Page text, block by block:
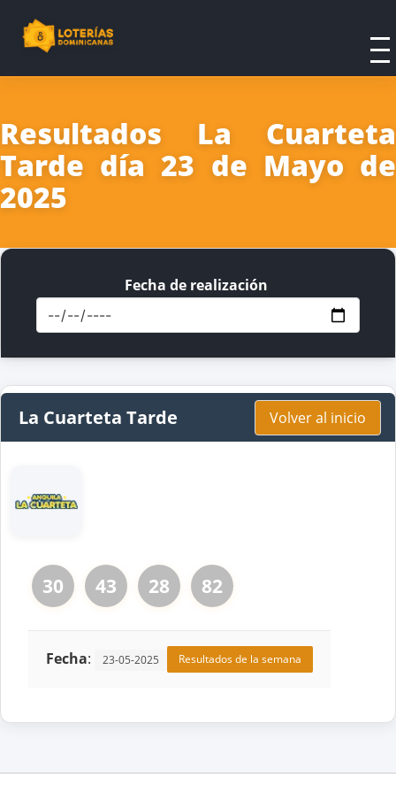
Resultados La Cuarteta
Tarde día 23 de Mayo de
2025
Fecha de realización
La Cuarteta Tarde Volver al inicio
30 43 28 82
Fecha: 23-05-2025 Resultados de la semana